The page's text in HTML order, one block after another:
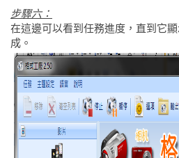
步驟六：
在這邊可以看到任務進度，直到它
成。